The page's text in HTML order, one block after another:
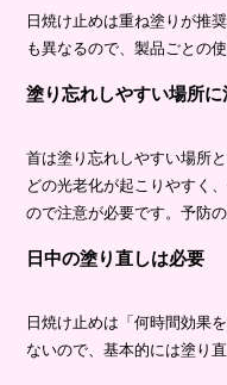
日焼け止めは重ね塗りが推
も異なるので、製品ごとの
塗り忘れしやすい場所に
首は塗り忘れしやすい場所
どの光老化が起こりやすく
ので注意が必要です。予防
日中の塗り直しは必要
日焼け止めは「何時間効果
ないので、基本的には塗り